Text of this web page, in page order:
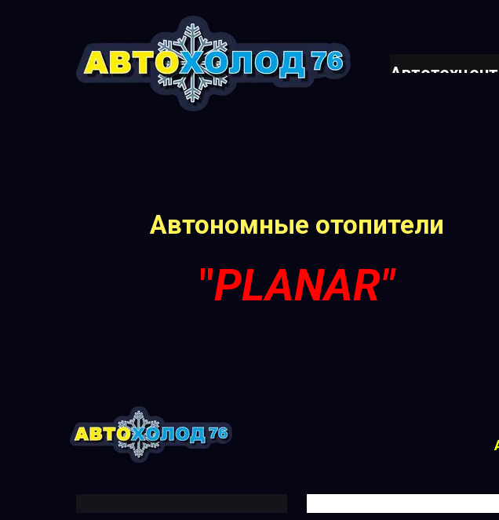
Автономные отопители
"PLANAR"